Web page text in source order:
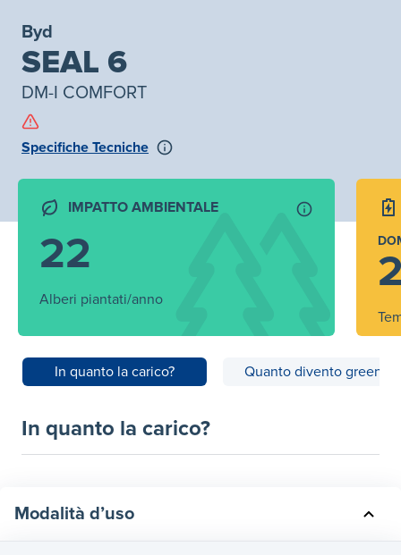
Byd
SEAL 6
DM-I COMFORT
Specifiche Tecniche
IMPATTO AMBIENTALE
22
Alberi piantati/anno
In quanto la carico? Quanto divento green?
In quanto la carico?
Modalità d’uso